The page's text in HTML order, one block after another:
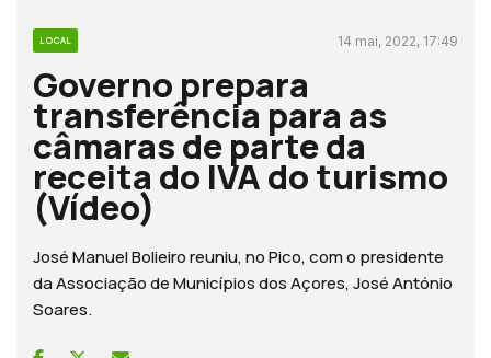
LOCAL 14 mai, 2022, 17:49
Governo prepara
transferência para as
câmaras de parte da
receita do IVA do turismo
(Vídeo)
José Manuel Bolieiro reuniu, no Pico, com o presidente
da Associação de Municípios dos Açores, José António
Soares.